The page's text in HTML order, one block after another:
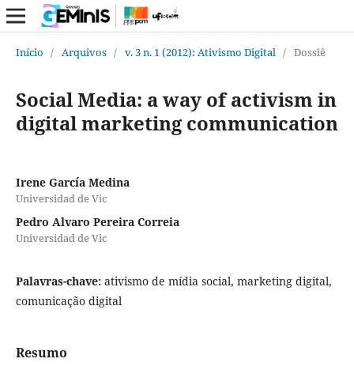
Início / Arquivos / v. 3 n. 1 (2012): Ativismo Digital / Dossiê
Social Media: a way of activism in
digital marketing communication
Irene García Medina
Universidad de Vic
Pedro Alvaro Pereira Correia
Universidad de Vic
Palavras-chave: ativismo de mídia social, marketing digital,
comunicação digital
Resumo